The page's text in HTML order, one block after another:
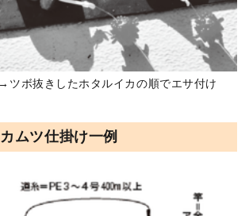
ツボ抜きしたホタルイカの順でエサ付け
ムツ仕掛け一例